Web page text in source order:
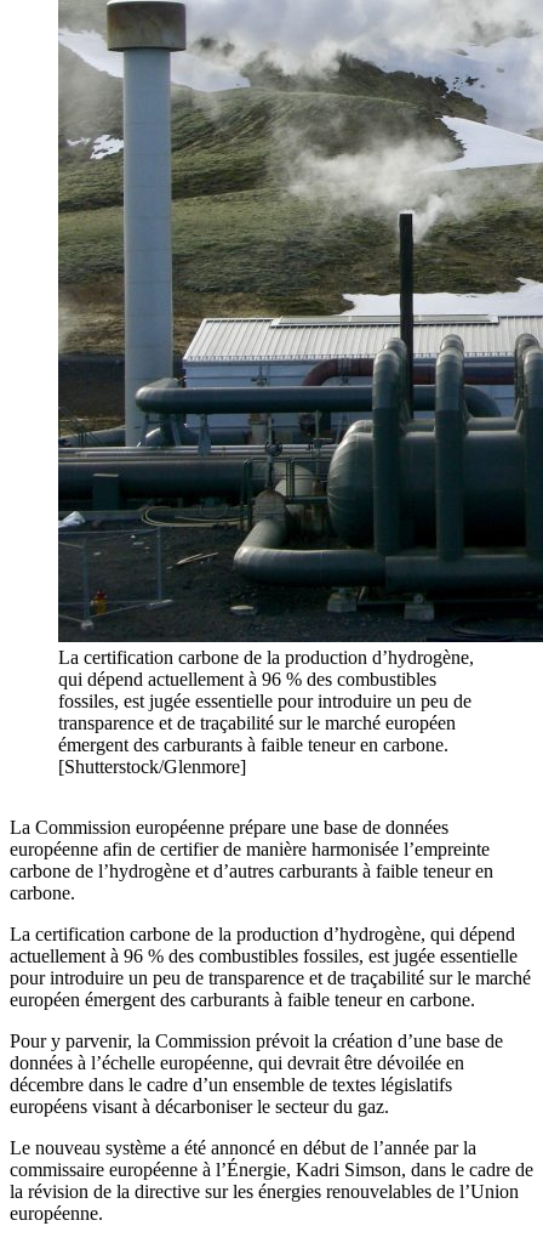
La certification carbone de la production d’hydrogène,
qui dépend actuellement à 96 % des combustibles
fossiles, est jugée essentielle pour introduire un peu de
transparence et de traçabilité sur le marché européen
émergent des carburants à faible teneur en carbone.
[Shutterstock/Glenmore]
La Commission européenne prépare une base de données
européenne afin de certifier de manière harmonisée l’empreinte
carbone de l’hydrogène et d’autres carburants à faible teneur en
carbone.
La certification carbone de la production d’hydrogène, qui dépend
actuellement à 96 % des combustibles fossiles, est jugée essentielle
pour introduire un peu de transparence et de traçabilité sur le marché
européen émergent des carburants à faible teneur en carbone.
Pour y parvenir, la Commission prévoit la création d’une base de
données à l’échelle européenne, qui devrait être dévoilée en
décembre dans le cadre d’un ensemble de textes législatifs
européens visant à décarboniser le secteur du gaz.
Le nouveau système a été annoncé en début de l’année par la
commissaire européenne à l’Énergie, Kadri Simson, dans le cadre de
la révision de la directive sur les énergies renouvelables de l’Union
européenne.